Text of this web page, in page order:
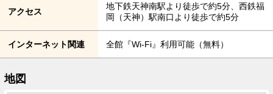
アクセス
地下鉄天神南駅より徒歩で約5分、西鉄福
岡（天神）駅南口より徒歩で約5分
インターネット関連 全館『Wi-Fi』利用可能（無料）
地図